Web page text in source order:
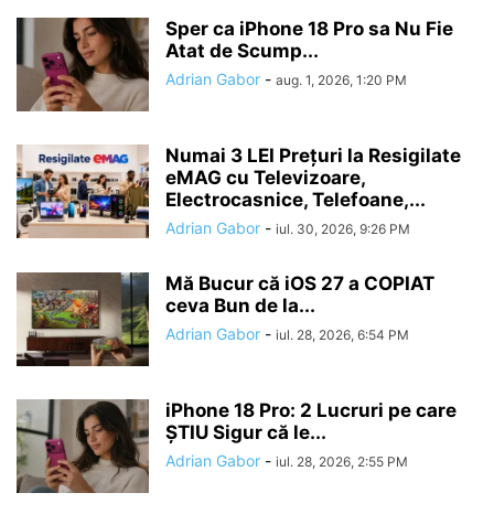
Sper ca iPhone 18 Pro sa Nu Fie
Atat de Scump...
Adrian Gabor - aug. 1, 2026, 1:20 PM
Numai 3 LEI Prețuri la Resigilate
eMAG cu Televizoare,
Electrocasnice, Telefoane,...
Adrian Gabor - iul. 30, 2026, 9:26 PM
Mă Bucur că iOS 27 a COPIAT
ceva Bun de la...
Adrian Gabor - iul. 28, 2026, 6:54 PM
iPhone 18 Pro: 2 Lucruri pe care
ȘTIU Sigur că le...
Adrian Gabor - iul. 28, 2026, 2:55 PM